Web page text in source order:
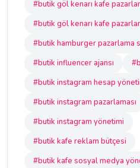
#butik göl kenarı kafe
#butik göl kenarı kafe
#butik hamburger pazarlama
#butik influencer ajansı
#butik instagram hesap
#butik instagram pazarlaması
#butik instagram yönetimi
#butik kafe reklam bütçesi
#butik kafe sosyal medya